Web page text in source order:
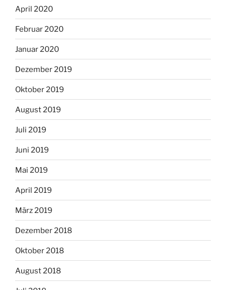
April 2020
Februar 2020
Januar 2020
Dezember 2019
Oktober 2019
August 2019
Juli 2019
Juni 2019
Mai 2019
April 2019
März 2019
Dezember 2018
Oktober 2018
August 2018